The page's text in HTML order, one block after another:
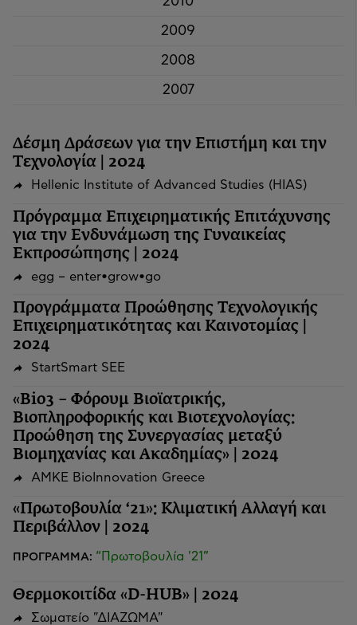
2009
2008
2007
Δέσμη Δράσεων για την Επιστήμη και την
Τεχνολογία | 2024
Hellenic Institute of Advanced Studies (HIAS)
Πρόγραμμα Επιχειρηματικής Επιτάχυνσης
για την Ενδυνάμωση της Γυναικείας
Εκπροσώπησης | 2024
egg – enter•grow•go
Προγράμματα Προώθησης Τεχνολογικής
Επιχειρηματικότητας και Καινοτομίας |
2024
StartSmart SEE
«Bio3 – Φόρουμ Βιοϊατρικής,
Βιοπληροφορικής και Βιοτεχνολογίας:
Προώθηση της Συνεργασίας μεταξύ
Βιομηχανίας και Ακαδημίας» | 2024
ΑΜΚΕ BioInnovation Greece
«Πρωτοβουλία ‘21»: Κλιματική Αλλαγή και
Περιβάλλον | 2024
ΠΡΟΓΡΑΜΜΑ: “Πρωτοβουλία '21”
Θερμοκοιτίδα «D-HUB» | 2024
Σωματείο "ΔΙΑΖΩΜΑ"